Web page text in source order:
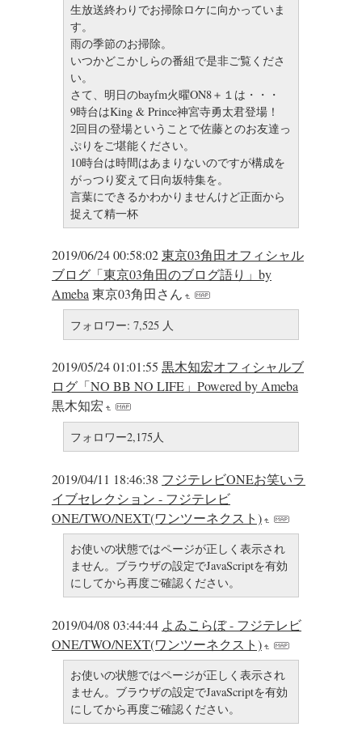
生放送終わりでお掃除ロケに向かっていま
す。
雨の季節のお掃除。
いつかどこかしらの番組で是非ご覧くださ
い。
さて、明日のbayfm火曜ON8＋１は・・・
9時台はKing & Prince神宮寺勇太君登場！
2回目の登場ということで佐藤とのお友達っ
ぷりをご堪能ください。
10時台は時間はあまりないのですが構成を
がっつり変えて日向坂特集を。
言葉にできるかわかりませんけど正面から
捉えて精一杯
2019/06/24 00:58:02東京03角田オフィシャル
ブログ「東京03角田のブログ語り」by
Ameba東京03角田さん
フォロワー: 7,525 人
2019/05/24 01:01:55 黒木知宏オフィシャルブ
ログ「NO BB NO LIFE」Powered by Ameba
黒木知宏
フォロワー2,175人
2019/04/11 18:46:38 フジテレビONEお笑いラ
イブセレクション - フジテレビ
ONE/TWO/NEXT(ワンツーネクスト)
お使いの状態ではページが正しく表示され
ません。ブラウザの設定でJavaScriptを有効
にしてから再度ご確認ください。
2019/04/08 03:44:44 よゐこらぼ - フジテレビ
ONE/TWO/NEXT(ワンツーネクスト)
お使いの状態ではページが正しく表示され
ません。ブラウザの設定でJavaScriptを有効
にしてから再度ご確認ください。